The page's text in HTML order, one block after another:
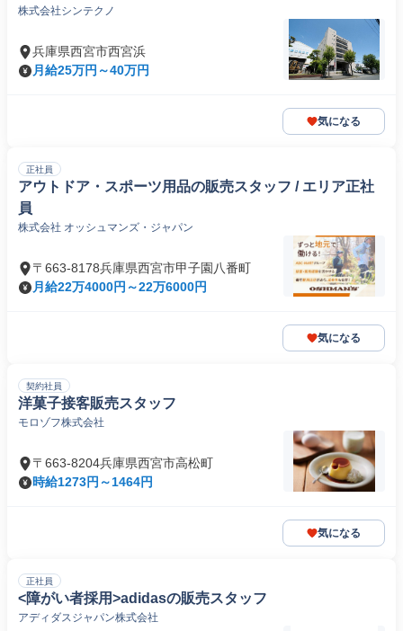
株式会社シンテクノ
兵庫県西宮市西宮浜
月給25万円～40万円
気になる
正社員
アウトドア・スポーツ用品の販売スタッフ / エリア正社
員
株式会社 オッシュマンズ・ジャパン
〒663-8178兵庫県西宮市甲子園八番町
月給22万4000円～22万6000円
気になる
契約社員
洋菓子接客販売スタッフ
モロゾフ株式会社
〒663-8204兵庫県西宮市高松町
時給1273円～1464円
気になる
正社員
<障がい者採用>adidasの販売スタッフ
アディダスジャパン株式会社